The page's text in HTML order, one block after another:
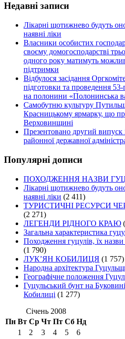
Недавні записи
Лікарні щотижнево будуть
наявні ліки
Власники особистих
своєму домогосподарстві
одного року матимуть
підтримки
Відбулося засідання
підготовки та проведення
на полонини «Полонинська
Самобутню культуру
Красницькому ярмарку, що
Верховинщині
Презентовано другий випуск
районної державної
Популярні дописи
ПОХОДЖЕННЯ НАЗВИ
Лікарні щотижнево будуть
наявні ліки (2 411)
ТУРИСТИЧНІ РЕСУРСИ
(2 271)
ЛЕГЕНДИ РІДНОГО КРАЮ
Загальна характеристика
Походження гуцулів, їх назви
(1 790)
ЛУК’ЯН КОБИЛИЦЯ (1 757)
Народна архітектура
Географічне положення
Гуцульський бунт на
Кобилиці (1 277)
Січень 2008
Пн Вт Ср Чт Пт Сб Нд
1
2 3 4 5
6